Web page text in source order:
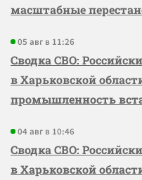
масштабные
05 авг в 11:26
Сводка СВО:
в Харьковской
промышленность
04 авг в 10:46
Сводка СВО:
в Харьковской